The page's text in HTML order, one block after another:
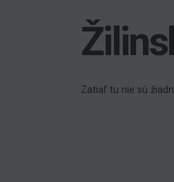
Zatiaľ tu nie sú